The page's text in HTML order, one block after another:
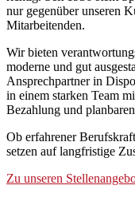
nur gegenüber unseren
Mitarbeitenden.
Wir bieten
moderne und gut
Ansprechpartner in
in einem starken Team
Bezahlung und
Ob erfahrener
setzen auf langfristige
Zu unseren